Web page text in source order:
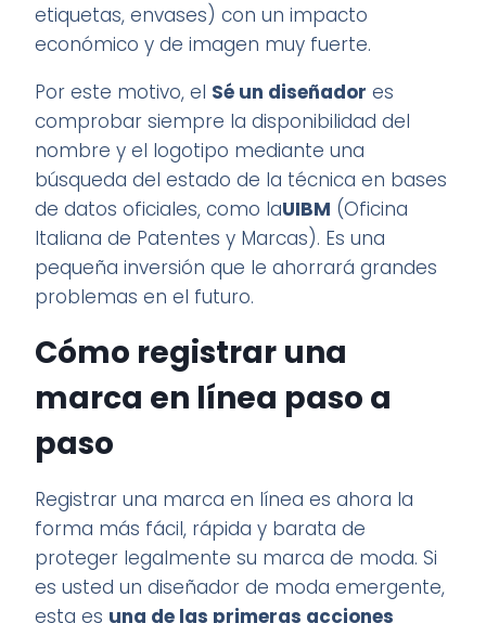
etiquetas, envases) con un impacto
económico y de imagen muy fuerte.
Por este motivo, el Sé un diseñador es
comprobar siempre la disponibilidad del
nombre y el logotipo mediante una
búsqueda del estado de la técnica en bases
de datos oficiales, como laUIBM (Oficina
Italiana de Patentes y Marcas). Es una
pequeña inversión que le ahorrará grandes
problemas en el futuro.
Cómo registrar una
marca en línea paso a
paso
Registrar una marca en línea es ahora la
forma más fácil, rápida y barata de
proteger legalmente su marca de moda. Si
es usted un diseñador de moda emergente,
esta es una de las primeras acciones